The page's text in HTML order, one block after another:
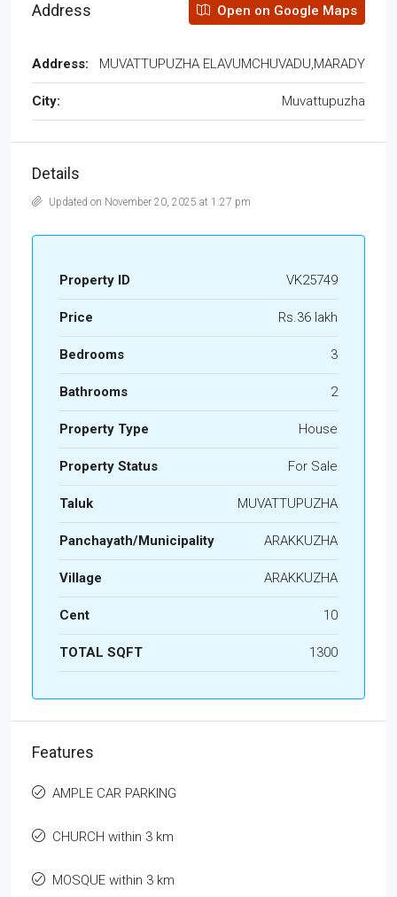
Address Open on Google Maps
Address: MUVATTUPUZHA ELAVUMCHUVADU,MARADY
City: Muvattupuzha
Details
Updated on November 20, 2025 at 1:27 pm
Property ID VK25749
Price Rs.36 lakh
Bedrooms 3
Bathrooms 2
Property Type House
Property Status For Sale
Taluk MUVATTUPUZHA
Panchayath/Municipality ARAKKUZHA
Village ARAKKUZHA
Cent 10
TOTAL SQFT 1300
Features
AMPLE CAR PARKING
CHURCH within 3 km
MOSQUE within 3 km